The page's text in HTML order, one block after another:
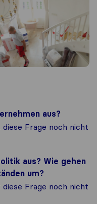
aus?
Frage noch nicht
aus? Wie gehen
um?
Frage noch nicht